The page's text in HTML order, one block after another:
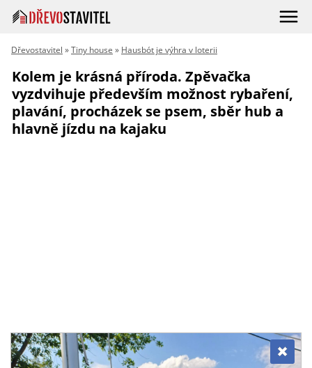
Dřevostavitel »Tiny house » Hausbót je výhra v loterii
Kolem je krásná příroda. Zpěvačka
vyzdvihuje především možnost rybaření,
plavání, procházek se psem, sběr hub a
hlavně jízdu na kajaku